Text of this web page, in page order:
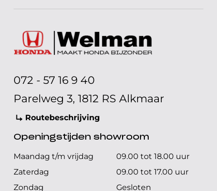
072 - 57 16 9 40
Parelweg 3, 1812 RS Alkmaar
Routebeschrijving
Openingstijden showroom
Maandag t/m vrijdag
09.00 tot 18.00 uur
Zaterdag
09.00 tot 17.00 uur
Zondag
Gesloten